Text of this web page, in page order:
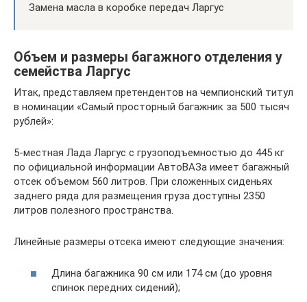
Замена масла в коробке передач Ларгус
Объем и размеры багажного отделения у
семейства Ларгус
Итак, представляем претендентов на чемпионский титул
в номинации «Самый просторный багажник за 500 тысяч
рублей»:
5-местная Лада Ларгус с грузоподъемностью до 445 кг
по официальной информации АвтоВАЗа имеет багажный
отсек объемом 560 литров. При сложенных сиденьях
заднего ряда для размещения груза доступны 2350
литров полезного пространства.
Линейные размеры отсека имеют следующие значения:
Длина багажника 90 см или 174 см (до уровня
спинок передних сидений);